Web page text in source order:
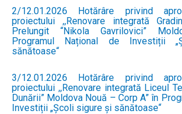
2/12.01.2026 Hotărâre privind
proiectului ,,Renovare integrată
Prelungit “Nikola Gavrilovici”
Programul Național de Investiții
sănătoase“
3/12.01.2026 Hotărâre privind
proiectului ,,Renovare integrată Liceul
Dunării” Moldova Nouă – Corp A” în
Investiții „Școli sigure și sănătoase“